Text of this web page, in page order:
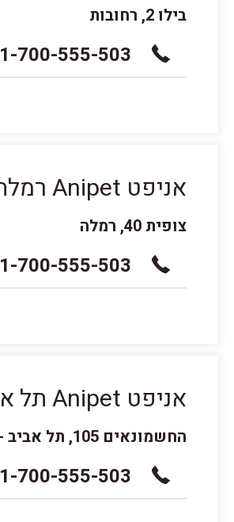
בילו 2, רחובות
1-700-555-503
אניפט Anipet רמלה
צופית 40, רמלה
1-700-555-503
אניפט Anipet תל אביב
החשמונאים 105, תל אביב - יפו
1-700-555-503